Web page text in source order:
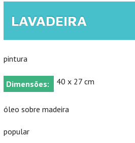
LAVADEIRA
pintura
Dimensões: 40 x 27 cm
óleo sobre madeira
popular